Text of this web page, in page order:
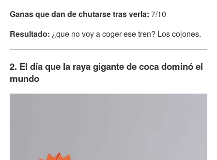
Ganas que dan de chutarse tras verla: 7/10
Resultado: ¿que no voy a coger ese tren? Los cojones.
2. El día que la raya gigante de coca dominó el
mundo